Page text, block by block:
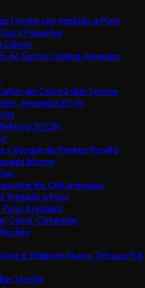
1 noche con traslado a Puno
Paquetes​
Clásico
de Santa Catalina Arequipa
del Colca 2 días 1 noche
Arequipa 2D/1N
1N
3D/2N
Bosque de Piedras Puruña
Blanca
Rio Chili Arequipa
a Puno
Arequipa
Colca, Cataratas
& Tradición Nuevo Titicaca Full
1 noche